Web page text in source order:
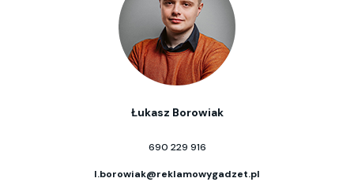
Łukasz Borowiak
690 229 916
l.borowiak@reklamowygadzet.pl